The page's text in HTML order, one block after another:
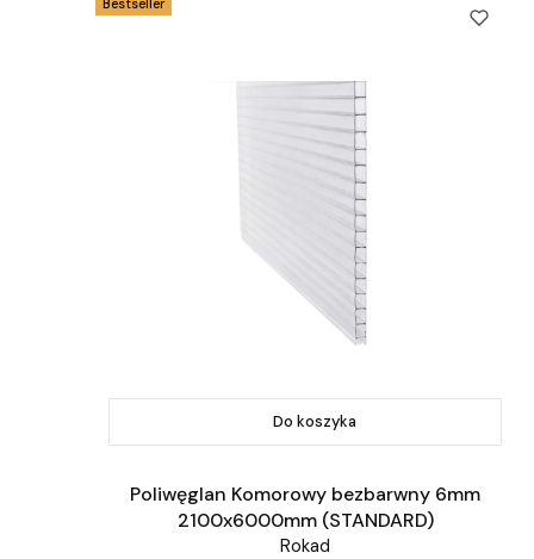
Do koszyka
Poliwęglan Komorowy bezbarwny 6mm
2100x6000mm (STANDARD)
Rokad